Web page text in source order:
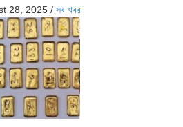
28, 2025 / সব খবর